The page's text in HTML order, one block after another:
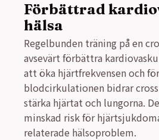
Förbättrad
hälsa
Regelbunden träning på en
avsevärt förbättra
att öka hjärtfrekvensen och
blodcirkulationen bidrar
stärka hjärtat och lungorna.
minskad risk för
relaterade hälsoproblem.